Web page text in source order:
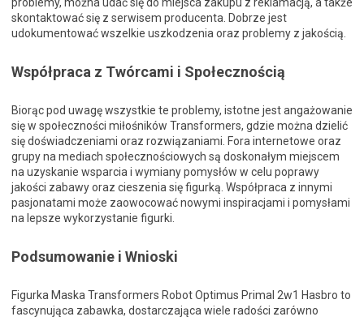
skontaktować się z serwisem producenta. Dobrze jest
udokumentować wszelkie uszkodzenia oraz problemy z jakością.
Współpraca z Twórcami i Społecznością
Biorąc pod uwagę wszystkie te problemy, istotne jest angażowanie
się w społeczności miłośników Transformers, gdzie można dzielić
się doświadczeniami oraz rozwiązaniami. Fora internetowe oraz
grupy na mediach społecznościowych są doskonałym miejscem
na uzyskanie wsparcia i wymiany pomysłów w celu poprawy
jakości zabawy oraz cieszenia się figurką. Współpraca z innymi
pasjonatami może zaowocować nowymi inspiracjami i pomysłami
na lepsze wykorzystanie figurki.
Podsumowanie i Wnioski
Figurka Maska Transformers Robot Optimus Primal 2w1 Hasbro to
fascynująca zabawka, dostarczająca wiele radości zarówno